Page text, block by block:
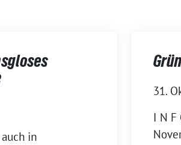
in
31.
I N F